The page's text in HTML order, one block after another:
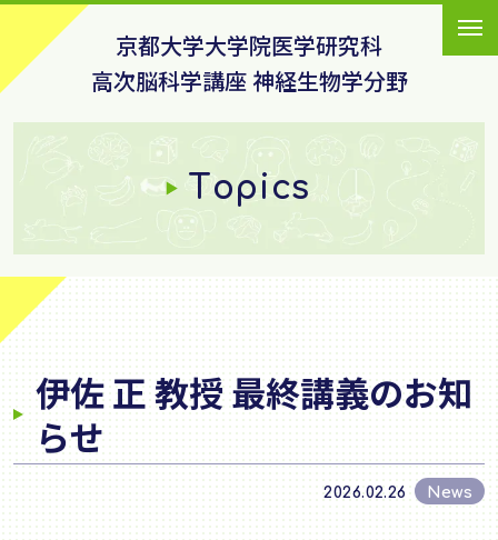
京都大学大学院医学研究科
高次脳科学講座 神経生物学分野
Topics
伊佐 正 教授 最終講義のお知
らせ
2026.02.26 News